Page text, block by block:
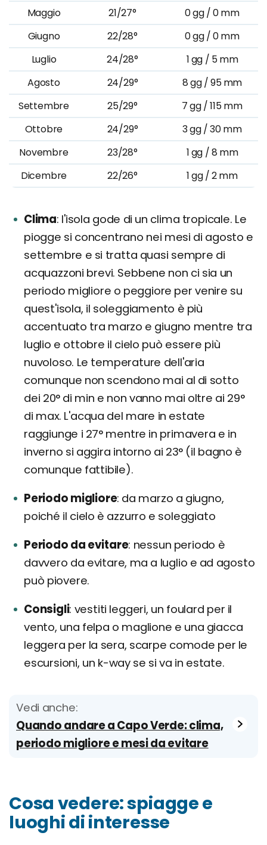
Maggio
21/27°
0 gg / 0 mm
Giugno
22/28°
0 gg / 0 mm
Luglio
24/28°
1 gg / 5 mm
Agosto
24/29°
8 gg / 95 mm
Settembre
25/29°
7 gg / 115 mm
Ottobre
24/29°
3 gg / 30 mm
Novembre
23/28°
1 gg / 8 mm
Dicembre
22/26° 1 gg / 2 mm
Clima l'isola gode di un clima tropicale. Le
piogge si concentrano nei mesi di agosto e
settembre e si tratta quasi sempre di
acquazzoni brevi. Sebbene non ci sia un
periodo migliore o peggiore per venire su
quest'isola, il soleggiamento è più
accentuato tra marzo e giugno mentre tra
luglio e ottobre il cielo può essere più
nuvoloso. Le temperature dell'aria
comunque non scendono mai al di sotto
dei 20° di min e non vanno mai oltre ai 29°
di max. L'acqua del mare in estate
raggiunge i 27° mentre in primavera e in
inverno si aggira intorno ai 23° (il bagno è
comunque fattibile).
Periodo migliore da marzo a giugno,
poiché il cielo è azzurro e soleggiato
Periodo da evitare nessun periodo è
davvero da evitare, ma a luglio e ad agosto
può piovere.
Consigli vestiti leggeri, un foulard per il
vento, una felpa o maglione e una giacca
leggera per la sera, scarpe comode per le
escursioni, un k-way se si va in estate.
Vedi anche:
Quando andare a Capo Verde: clima,
periodo migliore e mesi da evitare
Cosa vedere: spiagge e
luoghi di interesse